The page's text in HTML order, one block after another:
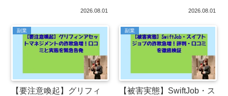
2026.08.01 2026.08.01
副業
【要注意喚起】グリフィ
副業
【被害実態】SwiftJob・ス